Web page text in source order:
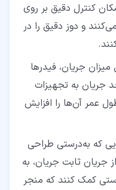
کنترل دقیق بر روی
و دوز دقیق را در
میزان جریان، فیدرها
جریان به تجهیزات
عمر آن‌ها را افزایش
که به‌درستی طراحی
جریان ثابت جریان، به
کمک کنند که منجر